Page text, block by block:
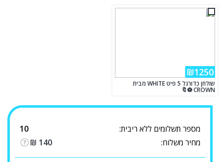
₪1250
שולחן כדורגל 5 פיט WHITE מבית
CROWN ⚽🔖
מספר תשלומים ללא ריבית:
10
מחיר משלוח:
₪ 140